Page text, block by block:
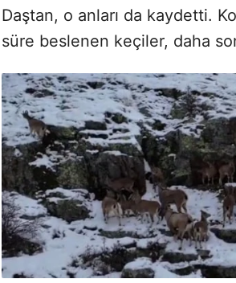
Daştan, o anları da kaydetti.
süre beslenen keçiler, daha